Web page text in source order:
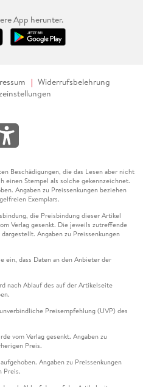
App herunter.
Widerrufsbelehrung
Beschädigungen, die das Lesen aber nicht
einen Stempel als solche gekennzeichnet.
Angaben zu Preissenkungen beziehen
Exemplars.
die Preisbindung dieser Artikel
Verlag gesenkt. Die jeweils zutreffende
Angaben zu Preissenkungen
ein, dass Daten an den Anbieter der
nach Ablauf des auf der Artikelseite
Preisempfehlung (UVP) des
vom Verlag gesenkt. Angaben zu
Preis.
Angaben zu Preissenkungen
Preis.